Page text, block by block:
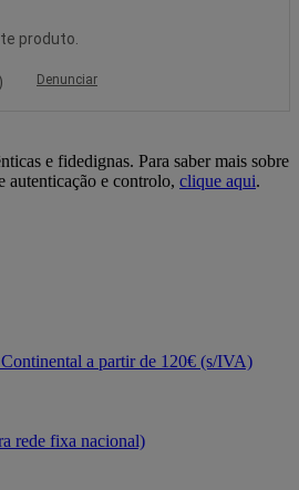
e fidedignas. Para saber mais sobre
autenticação e controlo, clique aqui.
a partir de 120€ (s/IVA)
rede fixa nacional)